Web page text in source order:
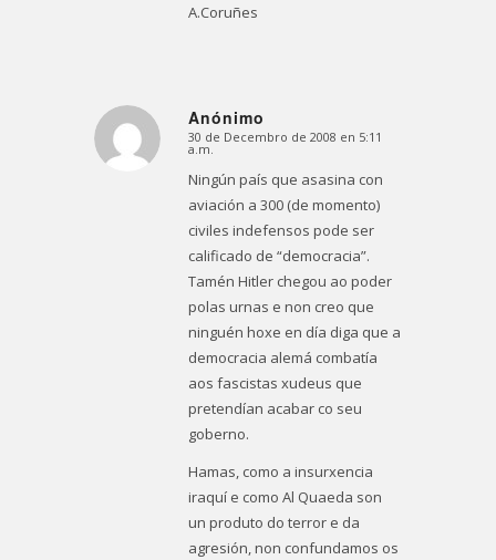
A.Coruñes
Anónimo
Dice:
30 de Decembro de 2008 en 5:11
a.m.
Ningún país que asasina con
aviación a 300 (de momento)
civiles indefensos pode ser
calificado de “democracia”.
Tamén Hitler chegou ao poder
polas urnas e non creo que
ninguén hoxe en día diga que a
democracia alemá combatía
aos fascistas xudeus que
pretendían acabar co seu
goberno.
Hamas, como a insurxencia
iraquí e como Al Quaeda son
un produto do terror e da
agresión, non confundamos os